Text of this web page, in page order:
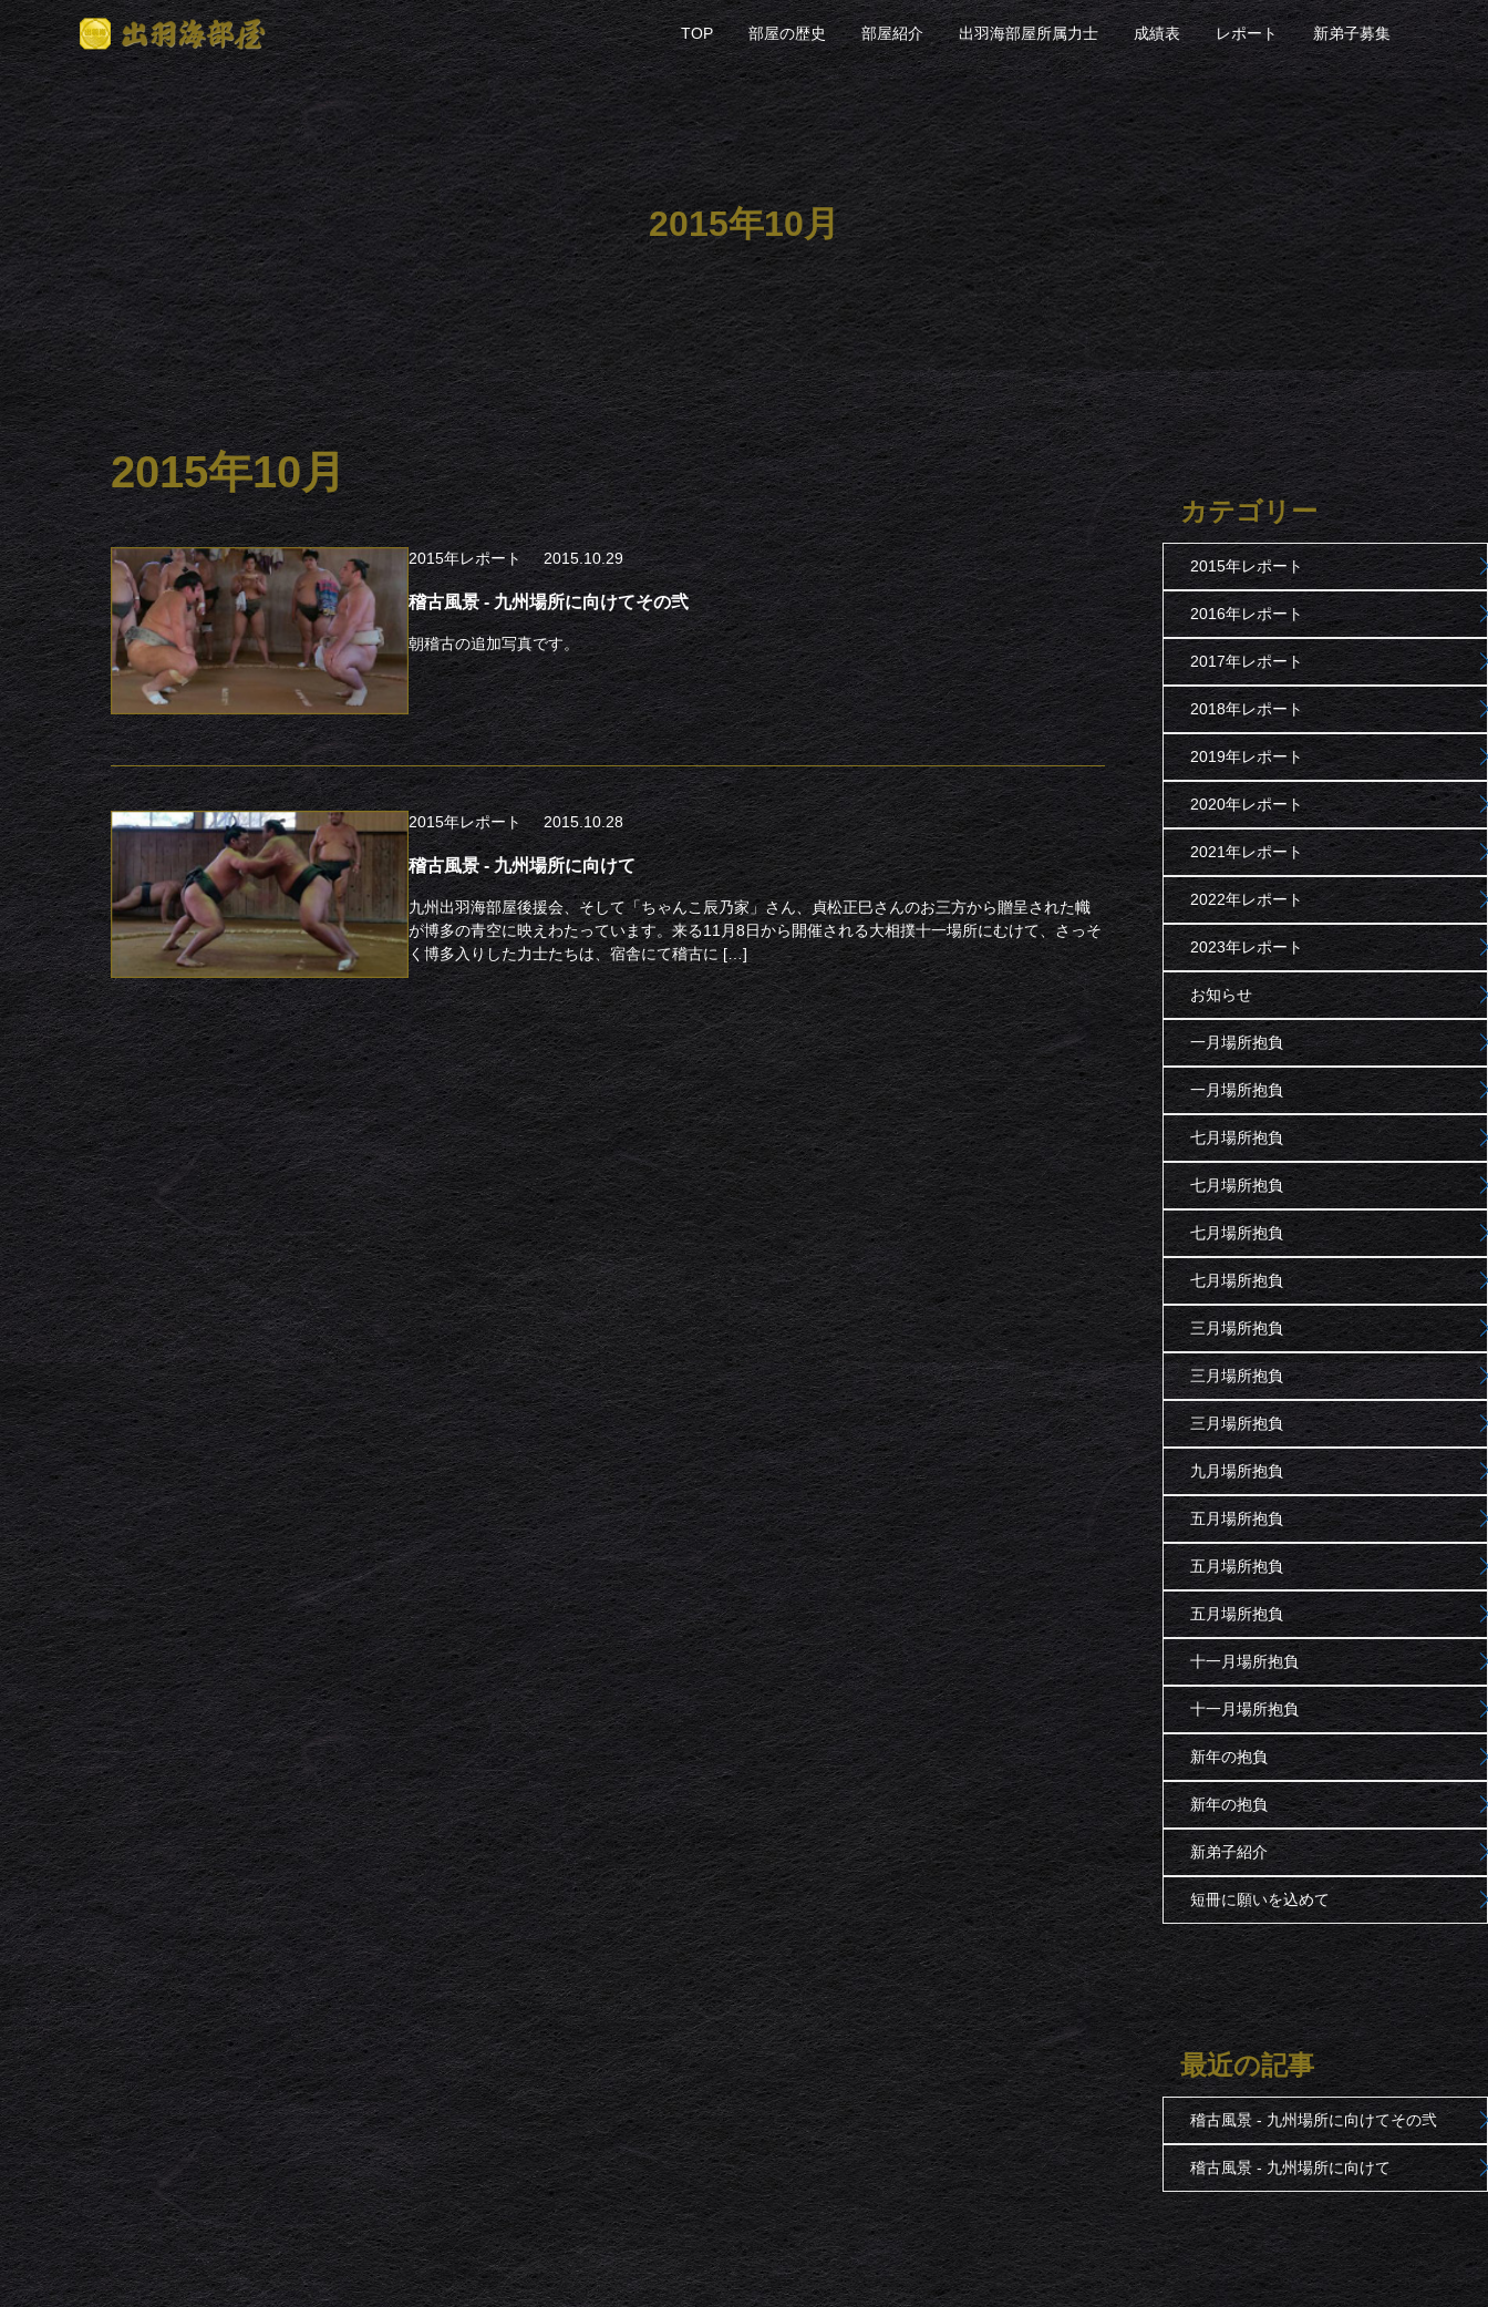
TOP 部屋の歴史 部屋紹介 出羽海部屋所属力士 成績表 レポート 新弟子募集
2015年10月
2015年10月
2015年レポート 2015.10.29
稽古風景 - 九州場所に向けてその弐
朝稽古の追加写真です。
2015年レポート 2015.10.28
稽古風景 - 九州場所に向けて
九州出羽海部屋後援会、そして「ちゃんこ辰乃家」さん、貞松正巳さんのお三方から贈呈された幟
が博多の青空に映えわたっています。来る11月8日から開催される大相撲十一場所にむけて、さっそ
く博多入りした力士たちは、宿舎にて稽古に […]
カテゴリー
2015年レポート
2016年レポート
2017年レポート
2018年レポート
2019年レポート
2020年レポート
2021年レポート
2022年レポート
2023年レポート
お知らせ
一月場所抱負
一月場所抱負
七月場所抱負
七月場所抱負
七月場所抱負
七月場所抱負
三月場所抱負
三月場所抱負
三月場所抱負
九月場所抱負
五月場所抱負
五月場所抱負
五月場所抱負
十一月場所抱負
十一月場所抱負
新年の抱負
新年の抱負
新弟子紹介
短冊に願いを込めて
最近の記事
稽古風景 - 九州場所に向けてその弐
稽古風景 - 九州場所に向けて